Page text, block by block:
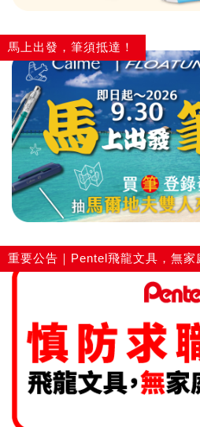
馬上出發，筆須抵達！
重要公告｜Pentel飛龍文具，無家